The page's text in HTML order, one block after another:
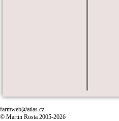
farmweb@atlas.cz
© Martin Rosta 2005-2026